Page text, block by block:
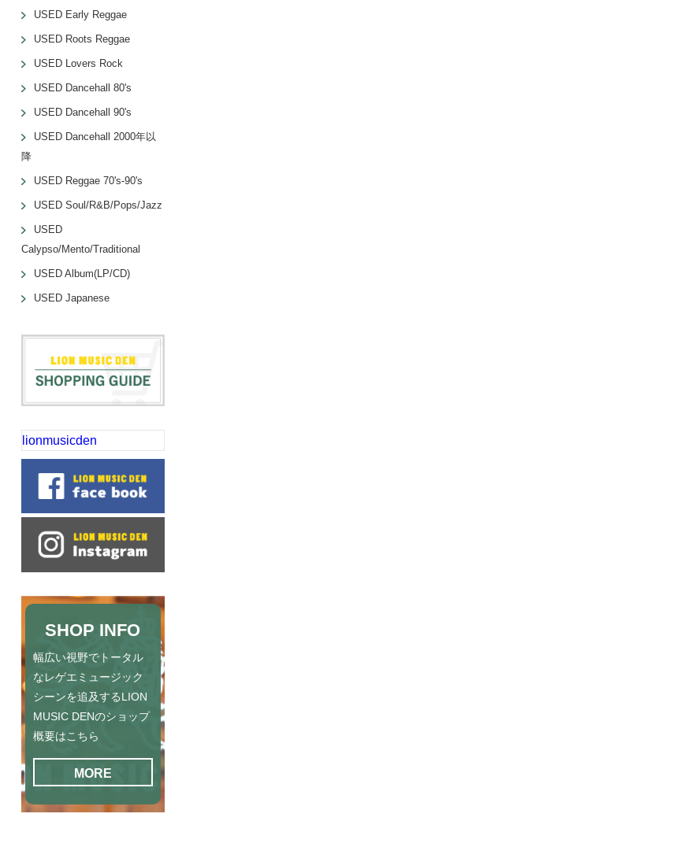
USED Early Reggae
USED Roots Reggae
USED Lovers Rock
USED Dancehall 80's
USED Dancehall 90's
USED Dancehall 2000年以
降
USED Reggae 70's-90's
USED Soul/R&B/Pops/Jazz
USED
Calypso/Mento/Traditional
USED Album(LP/CD)
USED Japanese
lionmusicden
SHOP INFO
幅広い視野でトータル
なレゲエミュージック
シーンを追及するLION
MUSIC DENのショップ
概要はこちら
MORE